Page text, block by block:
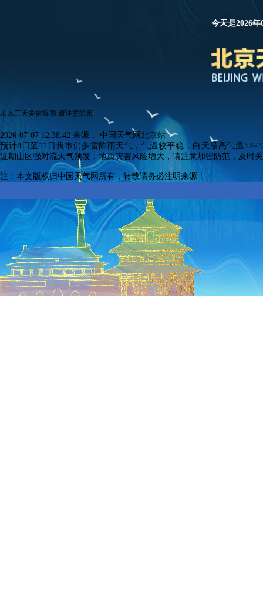
今天是2026
未来三天多雷阵雨 请注意防范
2026-07-07 12:38:42 来源： 中国天气网北京站
预计8日至11日我市仍多雷阵雨天气，气温较平稳，白天最高气温
近期山区强对流天气频发，地质灾害风险增大，请注意加强防范，及时
注：本文版权归中国天气网所有，转载请务必注明来源！